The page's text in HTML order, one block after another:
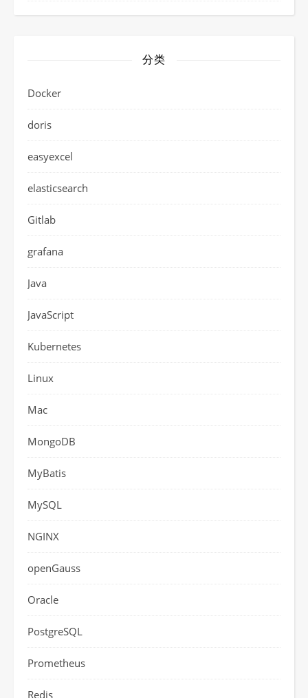
分类
Docker
doris
easyexcel
elasticsearch
Gitlab
grafana
Java
JavaScript
Kubernetes
Linux
Mac
MongoDB
MyBatis
MySQL
NGINX
openGauss
Oracle
PostgreSQL
Prometheus
Redis